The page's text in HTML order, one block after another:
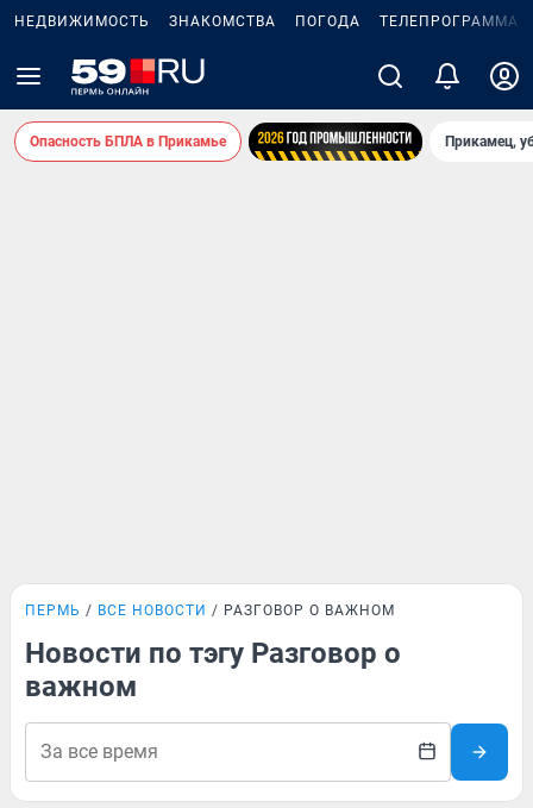
НЕДВИЖИМОСТЬ ЗНАКОМСТВА ПОГОДА ТЕЛЕПРОГРАММА
Опасность БПЛА в Прикамье Прикамец,
ПЕРМЬ ВСЕ НОВОСТИ РАЗГОВОР О ВАЖНОМ
Новости по тэгу Разговор о
важном